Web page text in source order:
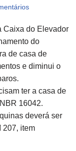
Caixa do Elevador
do
de casa de
e diminui o
ter a casa de
16042.
deverá ser
207, item